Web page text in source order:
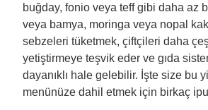
buğday, fonio veya teff gibi daha az
veya bamya, moringa veya nopal
sebzeleri tüketmek, çiftçileri daha
yetiştirmeye teşvik eder ve gıda
dayanıklı hale gelebilir. İşte size bu
menünüze dahil etmek için birkaç